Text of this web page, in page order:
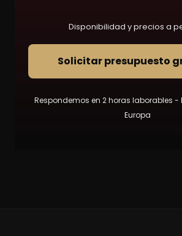
Disponibilidad y precios a
Solicitar presupuesto
Respondemos en 2 horas laborables -
Europa